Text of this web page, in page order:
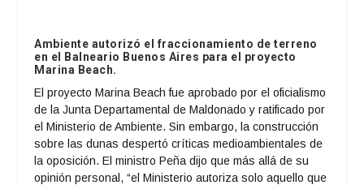
Ambiente autorizó el fraccionamiento de terreno
en el Balneario Buenos Aires para el proyecto
Marina Beach.
El proyecto Marina Beach fue aprobado por el oficialismo
de la Junta Departamental de Maldonado y ratificado por
el Ministerio de Ambiente. Sin embargo, la construcción
sobre las dunas despertó críticas medioambientales de
la oposición. El ministro Peña dijo que más allá de su
opinión personal, “el Ministerio autoriza solo aquello que